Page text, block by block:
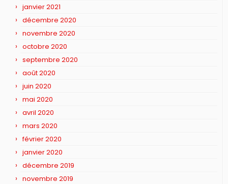
janvier 2021
décembre 2020
novembre 2020
octobre 2020
septembre 2020
août 2020
juin 2020
mai 2020
avril 2020
mars 2020
février 2020
janvier 2020
décembre 2019
novembre 2019